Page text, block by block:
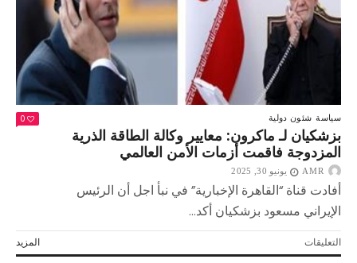
كازاخستان
مغلقة
سياسة شئون دولية 0
بزشكيان لـ ماكرون: معايير وكالة الطاقة الذرية
المزدوجة فاقمت أزمات الأمن العالمي
AMR يونيو 30, 2025
أفادت قناة “القاهرة الإخبارية” في نبأ اجل أن الرئيس
الإيراني مسعود بزشكيان أكد...
المزيد التعليقاتعلى
بزشكيان